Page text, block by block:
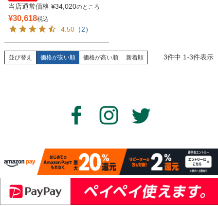
当店通常価格 ¥34,020のところ
¥30,618税込
4.50（2）
並び替え 価格が安い順 価格が高い順 新着順 3件中 1-3件表示